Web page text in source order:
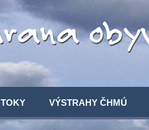
VÝSTRAHY ČHMÚ